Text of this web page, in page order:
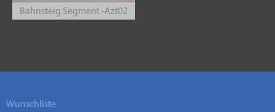
Bahnsteig Segment -Azt02
Wunschliste